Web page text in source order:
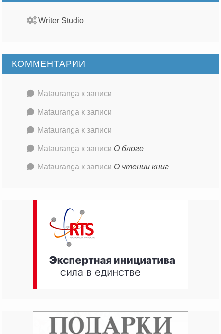
Writer Studio
КОММЕНТАРИИ
Matauranga к записи
Matauranga к записи
Matauranga к записи
Matauranga к записи О блоге
Matauranga к записи О чтении книг